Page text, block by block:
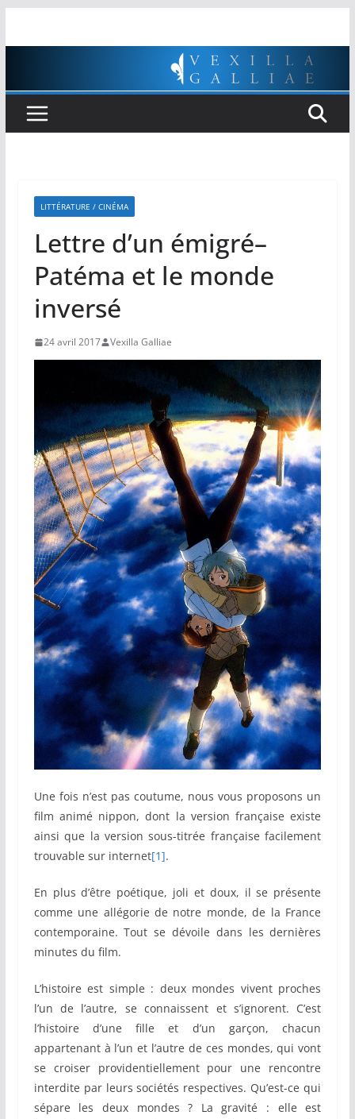
LITTÉRATURE / CINÉMA
Lettre d’un émigré–
Patéma et le monde
inversé
24 avril 2017 Vexilla Galliae
Une fois n’est pas coutume, nous vous proposons un
film animé nippon, dont la version française existe
ainsi que la version sous-titrée française facilement
trouvable sur internet[1].
En plus d’être poétique, joli et doux, il se présente
comme une allégorie de notre monde, de la France
contemporaine. Tout se dévoile dans les dernières
minutes du film.
L’histoire est simple : deux mondes vivent proches
l’un de l’autre, se connaissent et s’ignorent. C’est
l’histoire d’une fille et d’un garçon, chacun
appartenant à l’un et l’autre de ces mondes, qui vont
se croiser providentiellement pour une rencontre
interdite par leurs sociétés respectives. Qu’est-ce qui
sépare les deux mondes ? La gravité : elle est